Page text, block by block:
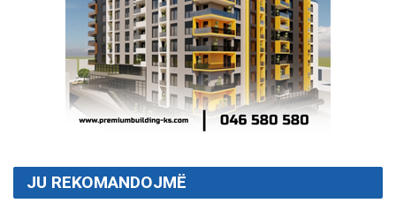
JU REKOMANDOJMË